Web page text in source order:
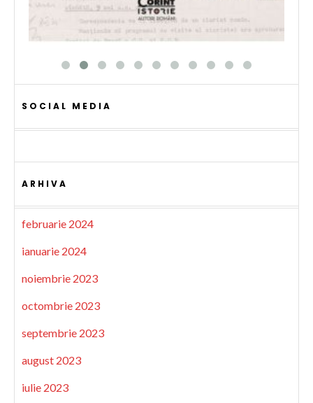
SOCIAL MEDIA
ARHIVA
februarie 2024
ianuarie 2024
noiembrie 2023
octombrie 2023
septembrie 2023
august 2023
iulie 2023